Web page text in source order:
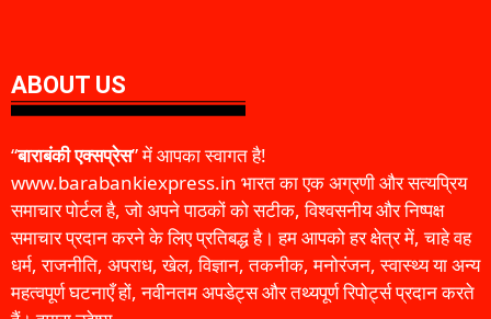
ABOUT US
“बाराबंकी एक्सप्रेस” में आपका स्वागत है!
www.barabankiexpress.in भारत का एक अग्रणी और सत्यप्रिय
समाचार पोर्टल है, जो अपने पाठकों को सटीक, विश्वसनीय और निष्पक्ष
समाचार प्रदान करने के लिए प्रतिबद्ध है। हम आपको हर क्षेत्र में, चाहे वह
धर्म, राजनीति, अपराध, खेल, विज्ञान, तकनीक, मनोरंजन, स्वास्थ्य या अन्य
महत्वपूर्ण घटनाएँ हों, नवीनतम अपडेट्स और तथ्यपूर्ण रिपोर्ट्स प्रदान करते